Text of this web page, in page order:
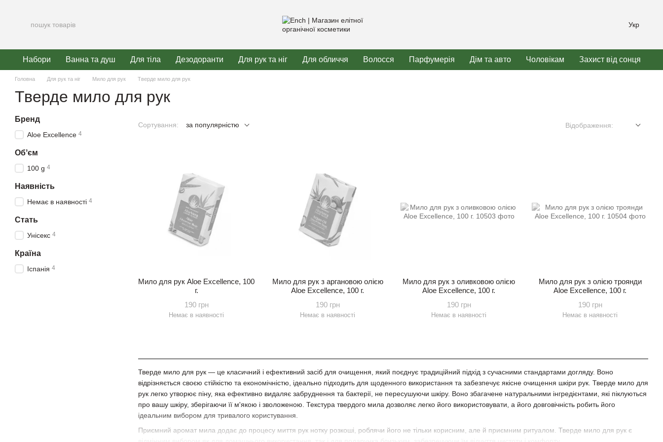
Укр
Набори Ванна та душ Для тіла Дезодоранти Для рук та ніг Для обличчя Волосся Парфумерія Дім та авто Чоловікам Захист від сонця
Головна Для рук та ніг Мило для рук Тверде мило для рук
Тверде мило для рук
Сортування: за популярністю Відображення:
Тверде мило для рук — це класичний і ефективний засіб для очищення, який поєднує традиційний підхід з сучасними стандартами догляду. Воно
відрізняється своєю стійкістю та економічністю, ідеально підходить для щоденного використання та забезпечує якісне очищення шкіри рук. Тверде мило для
рук легко утворює піну, яка ефективно видаляє забруднення та бактерії, не пересушуючи шкіру. Воно збагачене натуральними інгредієнтами, які піклуються
про вашу шкіру, зберігаючи її м'якою і зволоженою. Текстура твердого мила дозволяє легко його використовувати, а його довговічність робить його
ідеальним вибором для тривалого користування.
Приємний аромат мила додає до процесу миття рук нотку розкоші, роблячи його не тільки корисним, але й приємним ритуалом. Тверде мило для рук є
Мило для рук Aloe Excellence, 100
г.
190 грн
Немає в наявності
Мило для рук з аргановою олією
Aloe Excellence, 100 г.
190 грн
Немає в наявності
Мило для рук з оливковою олією
Aloe Excellence, 100 г.
190 грн
Немає в наявності
Мило для рук з олією троянди
Aloe Excellence, 100 г.
190 грн
Немає в наявності
Бренд
Aloe Excellence 4
Обʼєм
100 g 4
Наявність
Немає в наявності 4
Стать
Унісекс 4
Країна
Іспанія 4